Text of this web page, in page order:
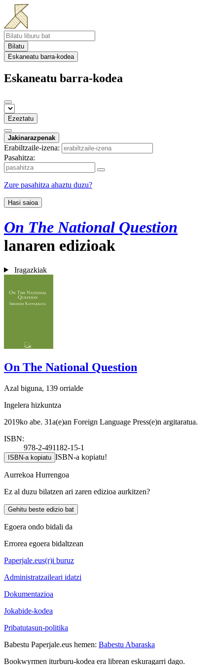
Bilatu
Eskaneatu barra-kodea
Eskaneatu barra-kodea
Ezeztatu
Jakinarazpenak
Erabiltzaile-izena:
Pasahitza:
Zure pasahitza ahaztu duzu?
Hasi saioa
On The National Question
lanaren edizioak
Iragazkiak
On The National Question
Azal biguna, 139 orrialde
Ingelera hizkuntza
2019ko abe. 31a(e)an Foreign Language Press(e)n argitaratua.
ISBN:
978-2-491182-15-1
ISBN-a kopiatu ISBN-a kopiatu!
Aurrekoa Hurrengoa
Ez al duzu bilatzen ari zaren edizioa aurkitzen?
Gehitu beste edizio bat
Egoera ondo bidali da
Errorea egoera bidaltzean
Paperjale.eus(r)i buruz
Administratzaileari idatzi
Dokumentazioa
Jokabide-kodea
Pribatutasun-politika
Babestu Paperjale.eus hemen: Babestu Abaraska
Bookwyrmen iturburu-kodea era librean eskuragarri dago.